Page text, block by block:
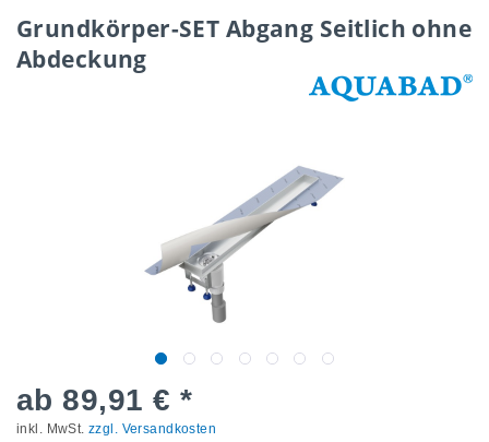
Grundkörper-SET Abgang Seitlich ohne
Abdeckung
ab 89,91 € *
inkl. MwSt.zzgl. Versandkosten